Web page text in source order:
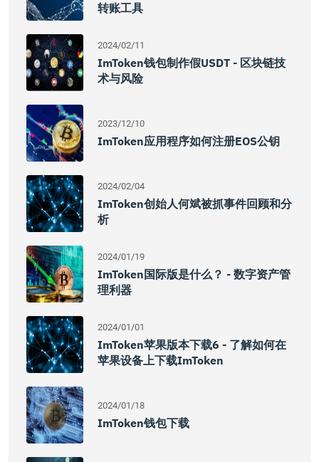
转账工具
2024/02/11
ImToken钱包制作假USDT - 区块链技
术与风险
2023/12/10
ImToken应用程序如何注册EOS公钥
2024/02/04
ImToken创始人何斌被抓事件回顾和分
析
2024/01/19
ImToken国际版是什么？ - 数字资产管
理利器
2024/01/01
ImToken苹果版本下载6 - 了解如何在
苹果设备上下载imToken
2024/01/18
ImToken钱包下载